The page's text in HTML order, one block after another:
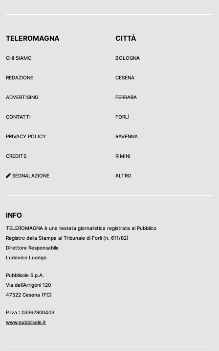
TELEROMAGNA
CHI SIAMO
REDAZIONE
ADVERTISING
CONTATTI
PRIVACY POLICY
CREDITS
SEGNALAZIONE
CITTÀ
BOLOGNA
CESENA
FERRARA
FORLÌ
RAVENNA
RIMINI
ALTRO
INFO
TELEROMAGNA è una testata giornalistica registrata al Pubblico
Registro della Stampa al Tribunale di Forli (n. 611/82)
Direttore Responsabile
Ludovico Luongo
Pubblisole S.p.A.
Via dell’Arrigoni 120
47522 Cesena (FC)
P.iva : 03362900403
www.pubblisole.it